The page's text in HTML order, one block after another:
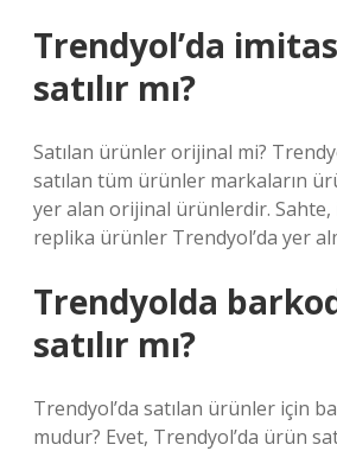
Trendyol’da
satılır mı?
Satılan ürünler orijinal mi?
satılan tüm ürünler markaların
yer alan orijinal ürünlerdir. Sahte,
replika ürünler Trendyol’da yer
Trendyolda
satılır mı?
Trendyol’da satılan ürünler için
mudur? Evet, Trendyol’da ürün